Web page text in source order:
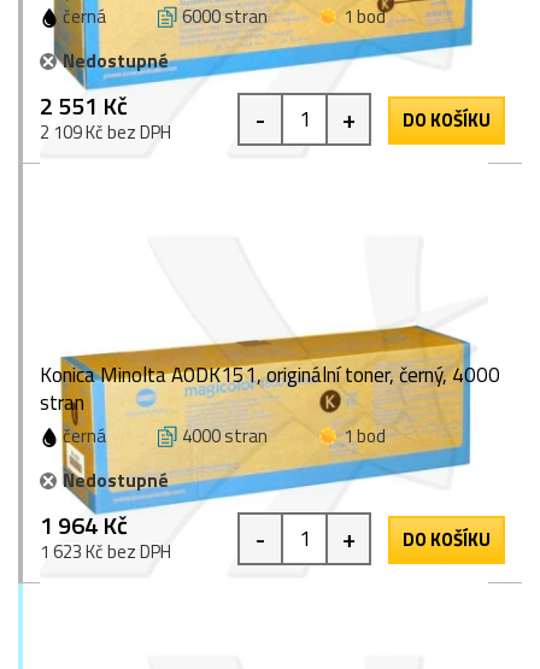
černá 6000 stran
1 bod
Nedostupné
2 551 Kč
2 109 Kč bez DPH - + DO KOŠÍKU
Konica Minolta A0DK151, originální toner, černý, 4000
stran
černá 4000 stran
1 bod
Nedostupné
1 964 Kč
1 623 Kč bez DPH - + DO KOŠÍKU